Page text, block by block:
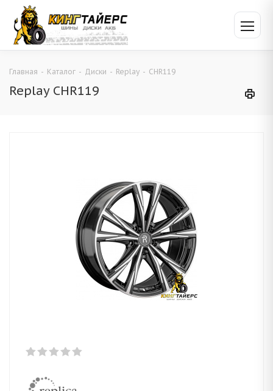
Главная - Каталог - Диски - Replay - CHR119
Replay CHR119